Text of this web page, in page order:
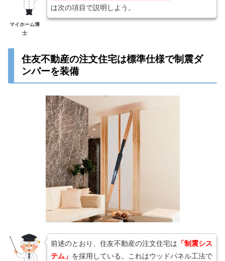
マイホーム博
士
は次の項目で説明しよう。
住友不動産の注文住宅は標準仕様で制震ダ
ンパーを装備
前述のとおり、住友不動産の注文住宅は 「制震シス
テム」 を採用している。これはウッドパネル工法で